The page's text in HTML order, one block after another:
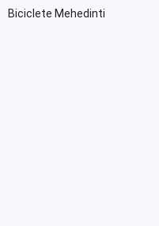
Biciclete Mehedinti